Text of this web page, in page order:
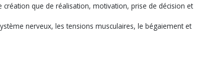
création que de réalisation, motivation, prise de décision et
nerveux, les tensions musculaires, le bégaiement et